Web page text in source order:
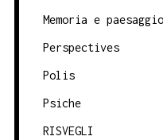
Memoria e paesaggio
Perspectives
Polis
Psiche
RISVEGLI